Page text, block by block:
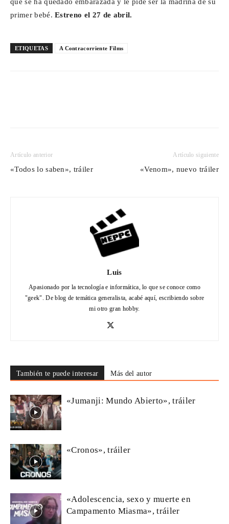
primer bebé.Estreno el 27 de abril.
ETIQUETAS A Contracorriente Films
Artículo anterior
«Todos lo saben», tráiler
Artículo siguiente
«Venom», nuevo tráiler
Luis
Apasionado por la tecnología e informática, lo que se conoce como
"geek". De blog de temática generalista, acabé aquí, escribiendo sobre
mi otro gran hobby.
También te puede interesar Más del autor
«Jumanji: Mundo Abierto», tráiler
«Cronos», tráiler
«Adolescencia, sexo y muerte en
Campamento Miasma», tráiler